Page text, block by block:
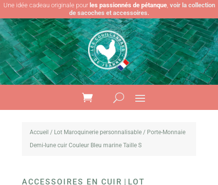
Une idée cadeau originale pour les passionnés de pétanque, voir la collection
de sacoches et accessoires.
Accueil / Lot Maroquinerie personnalisable/ Porte-Monnaie
Demi-lune cuir Couleur Bleu marine Taille S
ACCESSOIRES EN CUIR | LOT